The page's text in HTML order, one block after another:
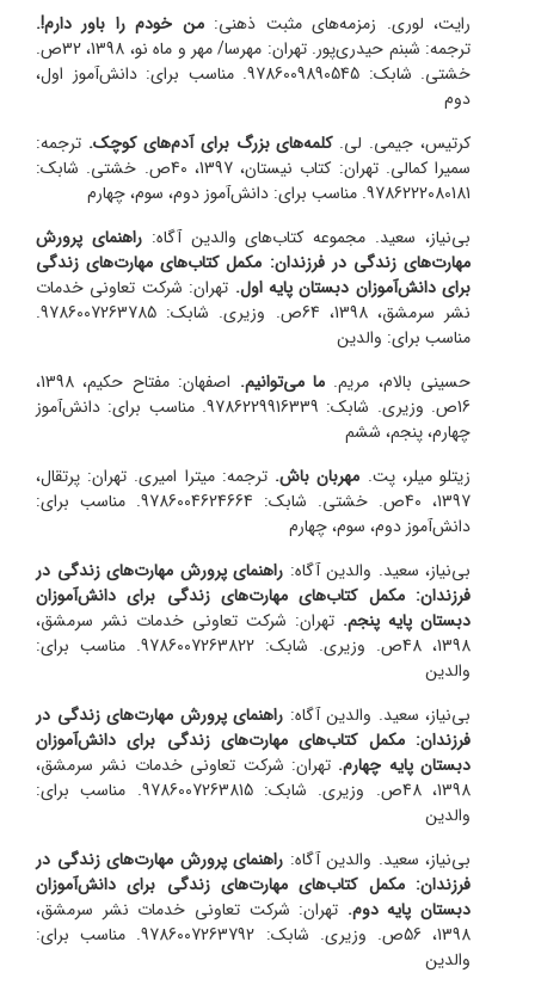
رایت، لوری. زمزمه‌های مثبت ذهنی:من خودم را باور دارم!.
ترجمه: شبنم حیدری‌پور. تهران: مهرسا/ مهر و ماه نو، 1398، 32ص.
خشتی. شابک: 9786009890545. مناسب برای: دانش‌آموز اول،
دوم
کرتیس، جیمی. لی.کلمه‌های بزرگ برای آدم‌های کوچک. ترجمه:
سمیرا کمالی. تهران: کتاب نیستان، 1397، 40ص. خشتی. شابک:
9786222080181. مناسب برای: دانش‌آموز دوم، سوم، چهارم
بی‌نیاز، سعید. مجموعه کتاب‌های والدین آگاه:راهنمای پرورش
مهارت‌های زندگی در فرزندان: مکمل کتاب‌های مهارت‌های زندگی
برای دانش‌آموزان دبستان پایه اول. تهران: شرکت تعاونی خدمات
نشر سرمشق، 1398، 64ص. وزیری. شابک: 9786007263785.
مناسب برای: والدین
حسینی بالام، مریم.ما می‌توانیم.
اصفهان: مفتاح حکیم، 1398،
16ص. وزیری. شابک: 9786229916339. مناسب برای: دانش‌آموز
چهارم، پنجم، ششم
زیتلو میلر، پت. مهربان باش.ترجمه: میترا امیری. تهران: پرتقال،
1397، 40ص. خشتی. شابک: 9786004624664. مناسب برای:
دانش‌آموز دوم، سوم، چهارم
بی‌نیاز، سعید. والدین آگاه: راهنمای پرورش مهارت‌های زندگی در
فرزندان: مکمل کتاب‌های مهارت‌های زندگی برای دانش‌آموزان
دبستان پایه پنجم. تهران: شرکت تعاونی خدمات نشر سرمشق،
1398، 48ص. وزیری. شابک: 9786007263822. مناسب برای:
والدین
بی‌نیاز، سعید. والدین آگاه: راهنمای پرورش مهارت‌های زندگی در
فرزندان: مکمل کتاب‌های مهارت‌های زندگی برای دانش‌آموزان
دبستان پایه چهارم.تهران: شرکت تعاونی خدمات نشر سرمشق،
1398، 48ص. وزیری. شابک: 9786007263815. مناسب برای:
والدین
بی‌نیاز، سعید. والدین آگاه: راهنمای پرورش مهارت‌های زندگی در
فرزندان: مکمل کتاب‌های مهارت‌های زندگی برای دانش‌آموزان
دبستان پایه دوم. تهران: شرکت تعاونی خدمات نشر سرمشق،
1398، 56ص. وزیری. شابک: 9786007263792. مناسب برای:
والدین